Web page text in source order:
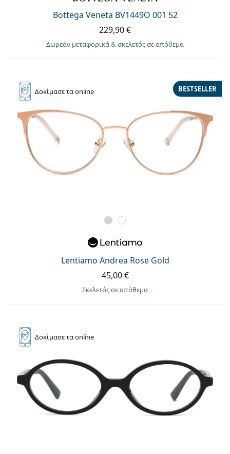
Όλες οι μάρκεςBottega Veneta BV1449O 001 52
229,90 €
Δωρεάν μεταφορικά& σκελετός σε απόθεμα
Δοκίμασετα online
Lentiamo Andrea Rose Gold
BESTSELLER
45,00 €
σκελετός σε απόθεμα
Δοκίμασετα online